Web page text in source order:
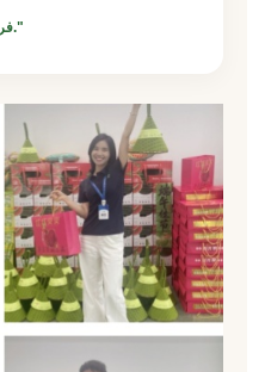
"فريق واحد، قلب واحد — نتقدم معًا."